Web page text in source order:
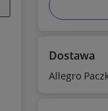
Dostawa
Allegro